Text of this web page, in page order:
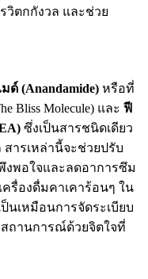
วิตกกังวล และช่วย
ด์ (Anandamide) หรือที่
Bliss Molecule) และ ฟี
ซึ่งเป็นสารชนิดเดียว
ารเหล่านี้จะช่วยปรับ
พอใจและลดอาการซึม
ครื่องดื่มคาเคาร้อนๆ ใน
นเหมือนการจัดระเบียบ
ถานการณ์ด้วยจิตใจที่